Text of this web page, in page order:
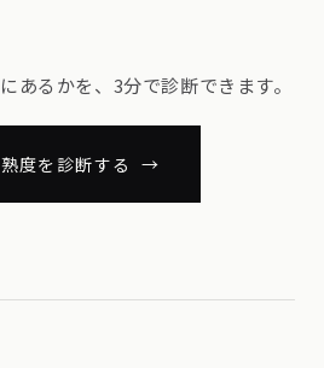
あるかを、3分で診断できます。
度を診断する →